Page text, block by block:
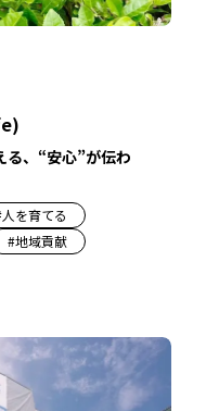
る、“安心”が伝わ
人を育てる
#地域貢献